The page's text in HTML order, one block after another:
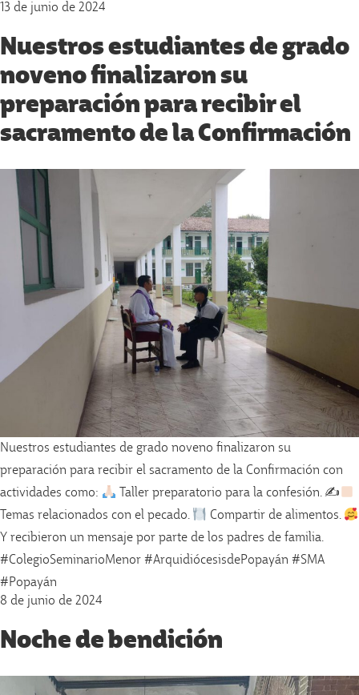
13 de junio de 2024
Nuestros estudiantes de grado
noveno finalizaron su
preparación para recibir el
sacramento de la Confirmación
Nuestros estudiantes de grado noveno finalizaron su
preparación para recibir el sacramento de la Confirmación con
actividades como:
Taller preparatorio para la confesión. ✍
Temas relacionados con el pecado.
Compartir de alimentos.
Y recibieron un mensaje por parte de los padres de familia.
#ColegioSeminarioMenor #ArquidiócesisdePopayán #SMA
#Popayán
8 de junio de 2024
Noche de bendición